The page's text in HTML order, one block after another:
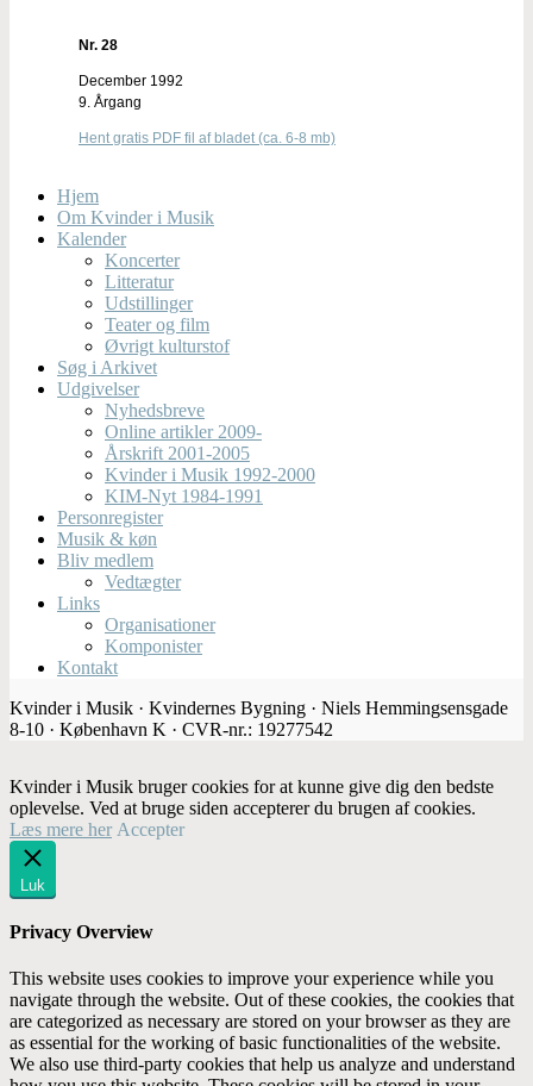
Nr. 28
December 1992
9. Årgang
Hent gratis PDF fil af bladet (ca. 6-8 mb)
Hjem
Om Kvinder i Musik
Kalender
Koncerter
Litteratur
Udstillinger
Teater og film
Øvrigt kulturstof
Søg i Arkivet
Udgivelser
Nyhedsbreve
Online artikler 2009-
Årskrift 2001-2005
Kvinder i Musik 1992-2000
KIM-Nyt 1984-1991
Personregister
Musik & køn
Bliv medlem
Vedtægter
Links
Organisationer
Komponister
Kontakt
Kvinder i Musik · Kvindernes Bygning · Niels Hemmingsensgade
8-10 · København K · CVR-nr.: 19277542
Kvinder i Musik bruger cookies for at kunne give dig den bedste
oplevelse. Ved at bruge siden accepterer du brugen af cookies.
Læs mere her Accepter
Luk
Privacy Overview
This website uses cookies to improve your experience while you
navigate through the website. Out of these cookies, the cookies that
are categorized as necessary are stored on your browser as they are
as essential for the working of basic functionalities of the website.
We also use third-party cookies that help us analyze and understand